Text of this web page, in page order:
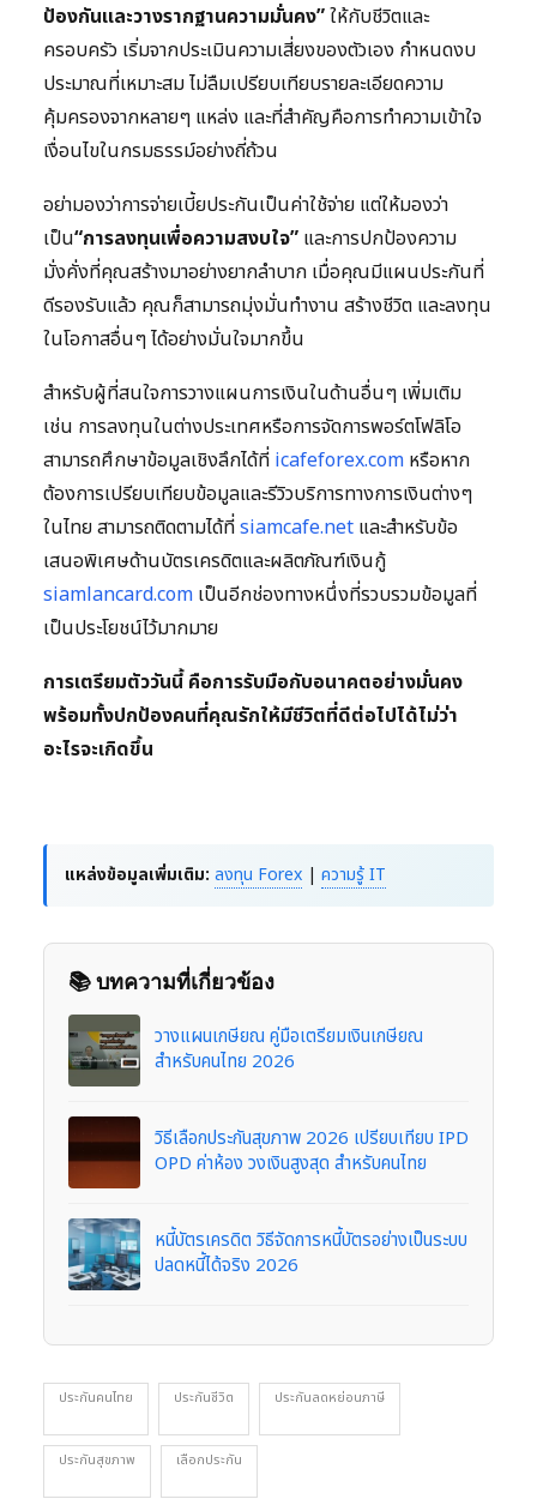
ป้องกันและวางรากฐานความมั่นคง”ให้กับชีวิตและ
ครอบครัว เริ่มจากประเมินความเสี่ยงของตัวเอง กำหนดงบ
ประมาณที่เหมาะสม ไม่ลืมเปรียบเทียบรายละเอียดความ
คุ้มครองจากหลายๆ แหล่ง และที่สำคัญคือการทำความเข้าใจ
เงื่อนไขในกรมธรรม์อย่างถี่ถ้วน
อย่ามองว่าการจ่ายเบี้ยประกันเป็นค่าใช้จ่าย แต่ให้มองว่า
เป็น“การลงทุนเพื่อความสงบใจ” และการปกป้องความ
มั่งคั่งที่คุณสร้างมาอย่างยากลำบาก เมื่อคุณมีแผนประกันที่
ดีรองรับแล้ว คุณก็สามารถมุ่งมั่นทำงาน สร้างชีวิต และลงทุน
ในโอกาสอื่นๆ ได้อย่างมั่นใจมากขึ้น
สำหรับผู้ที่สนใจการวางแผนการเงินในด้านอื่นๆ เพิ่มเติม
เช่น การลงทุนในต่างประเทศหรือการจัดการพอร์ตโฟลิโอ
สามารถศึกษาข้อมูลเชิงลึกได้ที่ icafeforex.com หรือหาก
ต้องการเปรียบเทียบข้อมูลและรีวิวบริการทางการเงินต่างๆ
ในไทย สามารถติดตามได้ที่siamcafe.net และสำหรับข้อ
เสนอพิเศษด้านบัตรเครดิตและผลิตภัณฑ์เงินกู้
siamlancard.com เป็นอีกช่องทางหนึ่งที่รวบรวมข้อมูลที่
เป็นประโยชน์ไว้มากมาย
การเตรียมตัววันนี้ คือการรับมือกับอนาคตอย่างมั่นคง
พร้อมทั้งปกป้องคนที่คุณรักให้มีชีวิตที่ดีต่อไปได้ไม่ว่า
อะไรจะเกิดขึ้น
แหล่งข้อมูลเพิ่มเติม: ลงทุน Forex | ความรู้ IT
📚 บทความที่เกี่ยวข้อง
วางแผนเกษียณ คู่มือเตรียมเงินเกษียณ
สำหรับคนไทย 2026
วิธีเลือกประกันสุขภาพ 2026 เปรียบเทียบ IPD
OPD ค่าห้อง วงเงินสูงสุด สำหรับคนไทย
หนี้บัตรเครดิต วิธีจัดการหนี้บัตรอย่างเป็นระบบ
ปลดหนี้ได้จริง 2026
ประกันคนไทย ประกันชีวิต ประกันลดหย่อนภาษี
ประกันสุขภาพ เลือกประกัน